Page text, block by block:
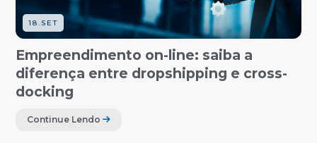
18.SET
Empreendimento on-line: saiba a
diferença entre dropshipping e cross-
docking
Continue Lendo